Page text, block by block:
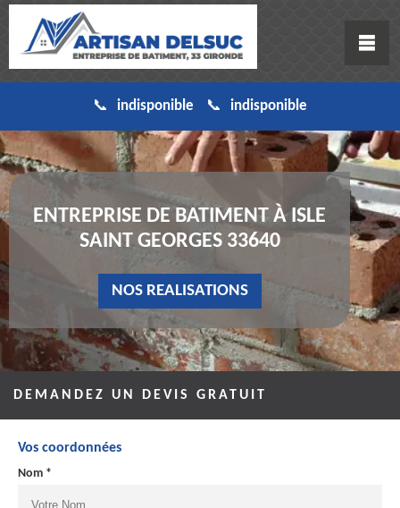
indisponible indisponible
ENTREPRISE DE BATIMENT À ISLE
SAINT GEORGES 33640
NOS REALISATIONS
DEMANDEZ UN DEVIS GRATUIT
Vos coordonnées
Nom *